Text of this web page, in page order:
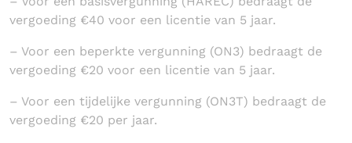
vergoeding €40 voor een licentie van 5 jaar.
– Voor een beperkte vergunning (ON3) bedraagt de
vergoeding €20 voor een licentie van 5 jaar.
– Voor een tijdelijke vergunning (ON3T) bedraagt de
vergoeding €20 per jaar.